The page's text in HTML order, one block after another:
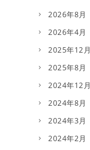
2026年8月
2026年4月
2025年12月
2025年8月
2024年12月
2024年8月
2024年3月
2024年2月